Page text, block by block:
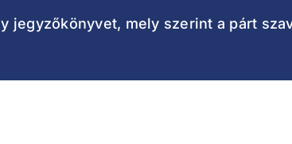
jegyzőkönyvet, mely szerint a párt